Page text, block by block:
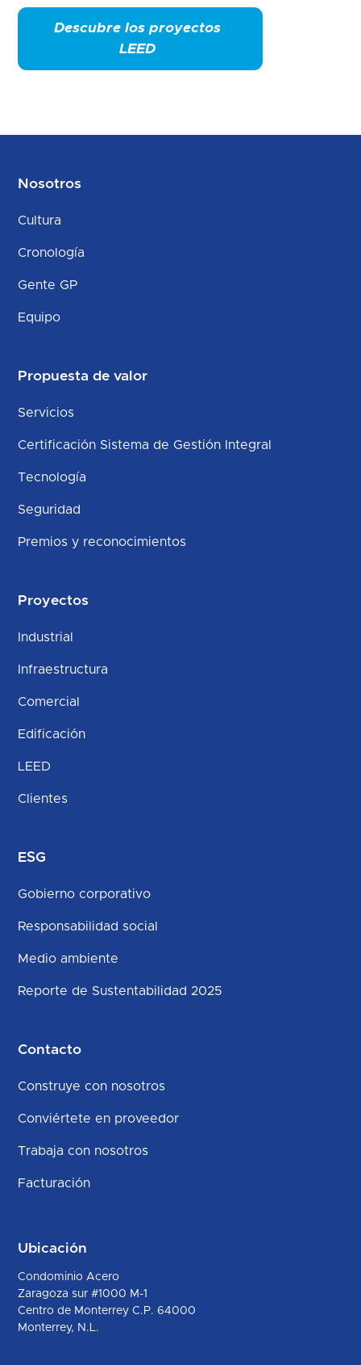
Descubre los proyectos
LEED
Nosotros
Cultura
Cronología
Gente GP
Equipo
Propuesta de valor
Servicios
Certificación Sistema de Gestión Integral
Tecnología
Seguridad
Premios y reconocimientos
Proyectos
Industrial
Infraestructura
Comercial
Edificación
LEED
Clientes
ESG
Gobierno corporativo
Responsabilidad social
Medio ambiente
Reporte de Sustentabilidad 2025
Contacto
Construye con nosotros
Conviértete en proveedor
Trabaja con nosotros
Facturación
Ubicación
Condominio Acero
Zaragoza sur #1000 M-1
Centro de Monterrey C.P. 64000
Monterrey, N.L.